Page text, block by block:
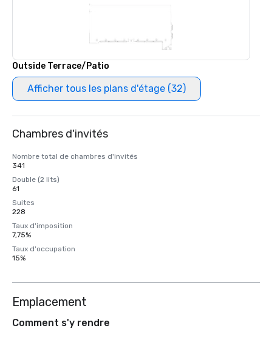
Outside Terrace/Patio
Afficher tous les plans d'étage (32)
Chambres d'invités
Nombre total de chambres d'invités
341
Double (2 lits)
61
Suites
228
Taux d'imposition
7,75%
Taux d'occupation
15%
Emplacement
Comment s'y rendre